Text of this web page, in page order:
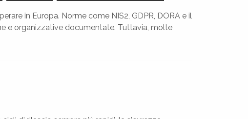
in Europa. Norme come NIS2, GDPR, DORA e il
e organizzative documentate. Tuttavia, molte